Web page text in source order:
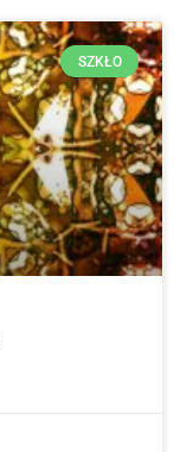
SZKŁO